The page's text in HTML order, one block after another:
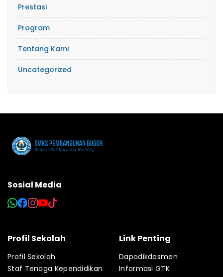
Prestasi
Program
Tentang Kami
Uncategorized
Sosial Media
Profil Sekolah
Profil Sekolah
Staf Tenaga Kependidikan
Link Penting
Dapodikdasmen
Informasi GTK